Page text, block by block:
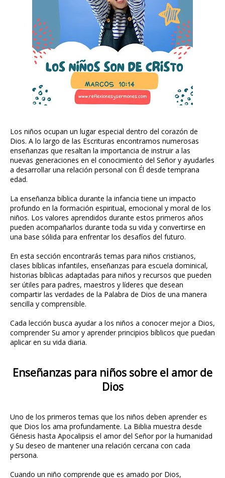
Los niños ocupan un lugar especial dentro del corazón de
Dios. A lo largo de las Escrituras encontramos numerosas
enseñanzas que resaltan la importancia de instruir a las
nuevas generaciones en el conocimiento del Señor y ayudarles
a desarrollar una relación personal con Él desde temprana
edad.
La enseñanza bíblica durante la infancia tiene un impacto
profundo en la formación espiritual, emocional y moral de los
niños. Los valores aprendidos durante estos primeros años
pueden acompañarlos durante toda su vida y convertirse en
una base sólida para enfrentar los desafíos del futuro.
En esta sección encontrarás temas para niños cristianos,
clases bíblicas infantiles, enseñanzas para escuela dominical,
historias bíblicas adaptadas para niños y recursos que pueden
ser útiles para padres, maestros y líderes que desean
compartir las verdades de la Palabra de Dios de una manera
sencilla y comprensible.
Cada lección busca ayudar a los niños a conocer mejor a Dios,
comprender Su amor y aprender principios bíblicos que puedan
aplicar en su vida diaria.
Enseñanzas para niños sobre el amor de
Dios
Uno de los primeros temas que los niños deben aprender es
que Dios los ama profundamente. La Biblia muestra desde
Génesis hasta Apocalipsis el amor del Señor por la humanidad
y Su deseo de mantener una relación cercana con cada
persona.
Cuando un niño comprende que es amado por Dios,